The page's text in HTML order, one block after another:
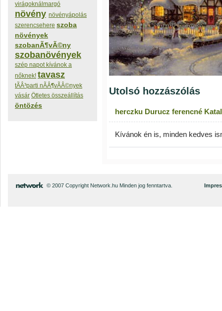
virágoknálmargó
növény növényápolás
szerencsehere szoba
növények
szobanÃ¶vÃ©ny
szobanövények
szép napot kívánok a
nőknek! tavasz
tÃÂ³parti nÃÂ¶vÃÂ©nyek
vásár Ötletes összeállítás
öntözés
Utolsó hozzászólás
herczku Durucz ferencné
Kívánok én is, minden kedves
© 2007 Copyright Network.hu Minden jog fenntartva.